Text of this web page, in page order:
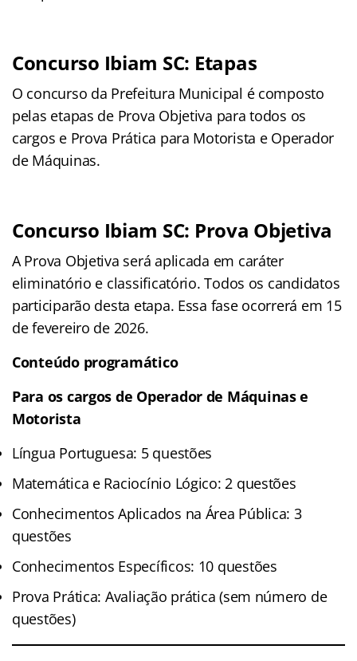
Concurso Ibiam SC: Etapas
O concurso da Prefeitura Municipal é composto
pelas etapas de Prova Objetiva para todos os
cargos e Prova Prática para Motorista e Operador
de Máquinas.
Concurso Ibiam SC: Prova Objetiva
A Prova Objetiva será aplicada em caráter
eliminatório e classificatório. Todos os candidatos
participarão desta etapa. Essa fase ocorrerá em 15
de fevereiro de 2026.
Conteúdo programático
Para os cargos de Operador de Máquinas e
Motorista
Língua Portuguesa: 5 questões
Matemática e Raciocínio Lógico: 2 questões
Conhecimentos Aplicados na Área Pública: 3
questões
Conhecimentos Específicos: 10 questões
Prova Prática: Avaliação prática (sem número de
questões)